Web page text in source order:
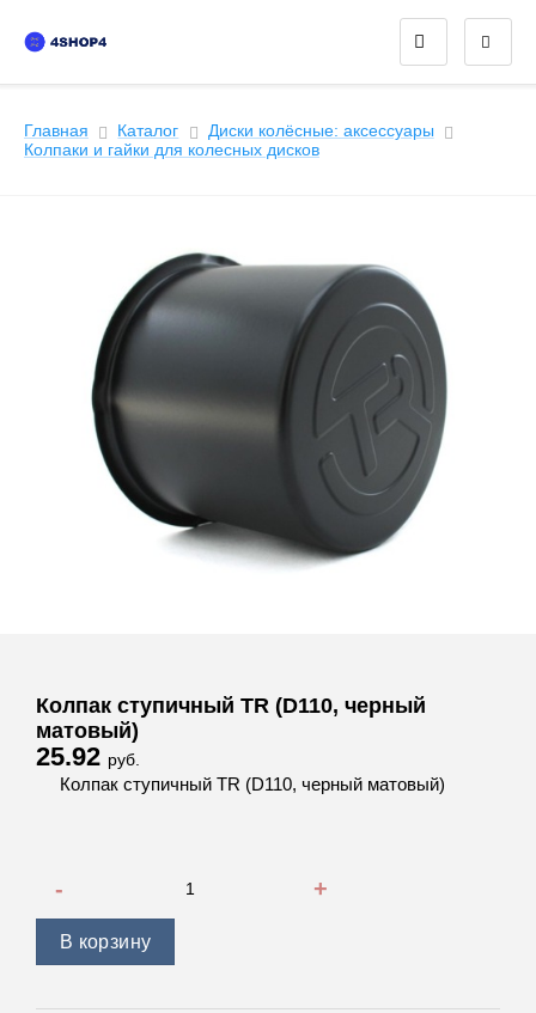
Главная Каталог
Диски колёсные: аксессуары
Колпаки и гайки для колесных дисков
Колпак ступичный TR (D110, черный
матовый)
25.92 руб.
Колпак ступичный TR (D110, черный матовый)
В корзину